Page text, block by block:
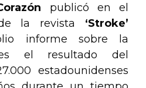
publicó en el
la revista ‘Stroke’
informe sobre la
el resultado del
estadounidenses